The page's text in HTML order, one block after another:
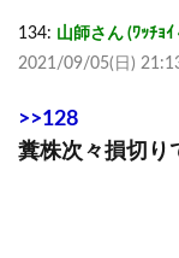
134: 山師さん (ﾜｯﾁｮ
2021/09/05(日)
>>128
糞株次々損切り